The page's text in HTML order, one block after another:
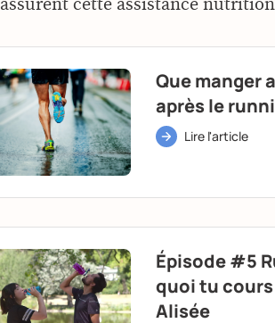
cette assistance
Que manger
après le
Lire l'article
Épisode #5
quoi tu
Alisée